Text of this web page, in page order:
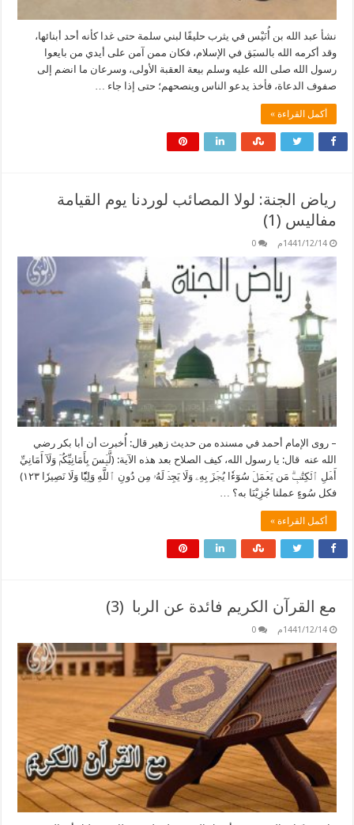
نشأ عبد الله بن أُنَيْس في يثرب حليفًا لبني سلمة حتى غدا كأنه أحد أبنائها،
وقد أكرمه الله بالسبَق في الإسلام، فكان ممن آمن على أيدي من بايعوا
رسول الله صلى الله عليه وسلم بيعة العقبة الأولى، وسرعان ما انضم إلى
صفوف الدعاة، فأخذ يدعو الناس وينصحهم؛ حتى إذا جاء …
أكمل القراءة »
رياض الجنة: لولا المصائب لوردنا يوم القيامة
مفاليس (1)
1441/12/14م 0
– روى الإمام أحمد في مسنده من حديث زهير قال: أُخبرت أن أبا بكر رضي
الله عنه قال: يا رسول الله، كيف الصلاح بعد هذه الآية: (لَّيۡسَ بِأَمَانِيِّكُمۡ وَلَآ أَمَانِيِّ
أَهۡلِ ٱلۡكِتَٰبِۗ مَن يَعۡمَلۡ سُوٓءٗا يُجۡزَ بِهِۦ وَلَا يَجِدۡ لَهُۥ مِن دُونِ ٱللَّهِ وَلِيّٗا وَلَا نَصِيرٗا ١٢٣)
فكل سُوءٍ عملنا جُزِيْنَا به؟ …
أكمل القراءة »
مع القرآن الكريم فائدة عن الربا (3)
1441/12/14م 0